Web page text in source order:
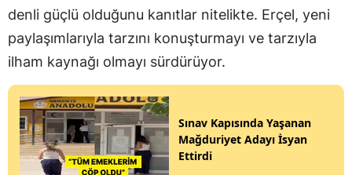
denli güçlü olduğunu kanıtlar nitelikte. Erçel, yeni
paylaşımlarıyla tarzını konuşturmayı ve tarzıyla
ilham kaynağı olmayı sürdürüyor.
Sınav Kapısında Yaşanan
Mağduriyet Adayı İsyan
Ettirdi